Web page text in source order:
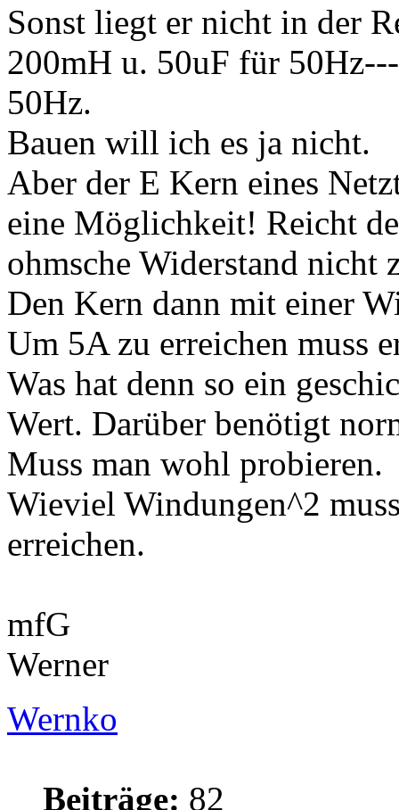
Sonst liegt er nicht in der
200mH u. 50uF für
50Hz.
Bauen will ich es ja nicht.
Aber der E Kern eines
eine Möglichkeit! Reicht
ohmsche Widerstand nicht
Den Kern dann mit einer
Um 5A zu erreichen muss
Was hat denn so ein
Wert. Darüber benötigt
Muss man wohl probieren.
Wieviel Windungen^2
erreichen.
mfG
Werner
Wernko
Beiträge: 82